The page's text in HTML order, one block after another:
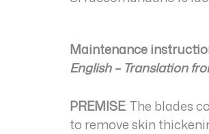
Maintenance
English – Translation
PREMISE: The blades
to remove skin